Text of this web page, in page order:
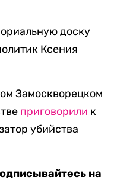
доску
Ксения
Замоскворецком
приговорили к
убийства
на